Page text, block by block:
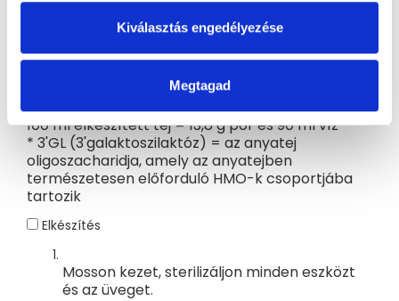
Kiválasztás engedélyezése
Megtagad
Nukleotidok
mg 19,9
2,8
Omega 3
mg
Dokozahexaénsav (DHA)
mg 62
8,6
Linolénsav (LA)
mg
Arachidonsav (ARA)
mg 16 2,2
100 ml elkészített tej = 13,8 g por és 90 ml víz
* 3'GL (3'galaktoszilaktóz) = az anyatej
oligoszacharidja, amely az anyatejben
természetesen előforduló HMO-k csoportjába
tartozik
Elkészítés
Mosson kezet, sterilizáljon minden eszközt
és az üveget.